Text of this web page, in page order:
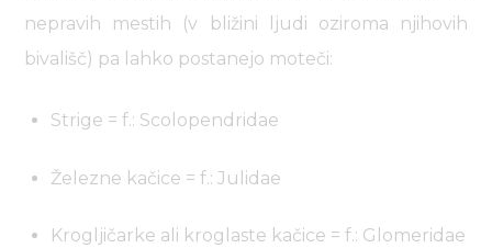
nepravih mestih (v bližini ljudi oziroma njihovih
bivališč) pa lahko postanejo moteči:
Strige = f.: Scolopendridae
Železne kačice = f.: Julidae
Krogljičarke ali kroglaste kačice = f.: Glomeridae